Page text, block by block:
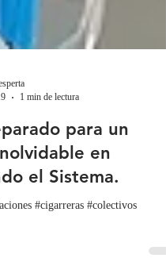
1 min de lectura
para un
en
el Sistema.